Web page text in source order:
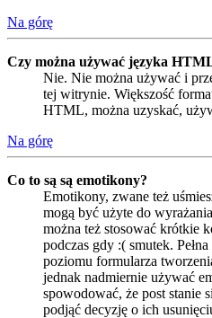
Na górę
Czy można używać języka
Nie. Nie można używać i
tej witrynie. Większość
HTML, można uzyskać,
Na górę
Co to są są emotikony?
Emotikony, zwane też
mogą być użyte do
można też stosować krótkie
podczas gdy :( smutek.
poziomu formularza
jednak nadmiernie używać
spowodować, że post stanie
podjąć decyzję o ich